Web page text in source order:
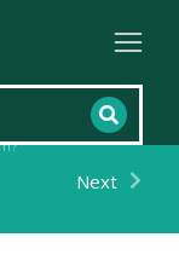
Next